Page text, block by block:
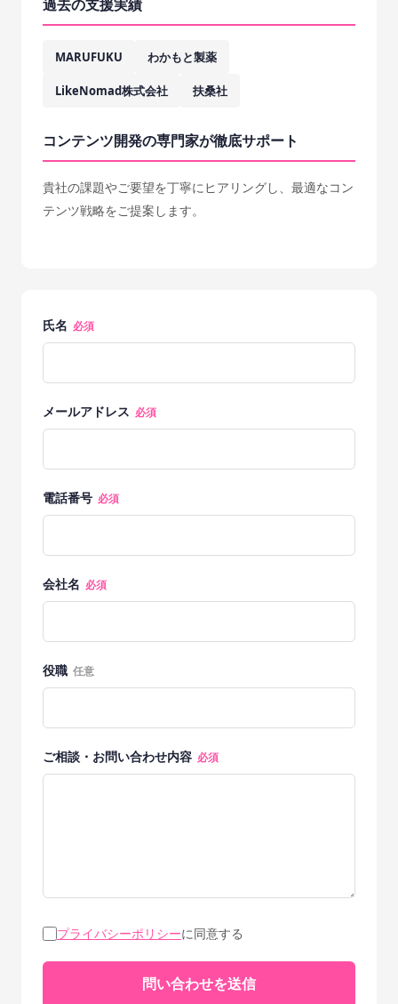
過去の支援実績
MARUFUKU わかもと製薬
LikeNomad株式会社 扶桑社
コンテンツ開発の専門家が徹底サポート
貴社の課題やご要望を丁寧にヒアリングし、最適なコン
テンツ戦略をご提案します。
氏名 必須
メールアドレス 必須
電話番号 必須
会社名 必須
役職 任意
ご相談・お問い合わせ内容 必須
プライバシーポリシーに同意する
問い合わせを送信